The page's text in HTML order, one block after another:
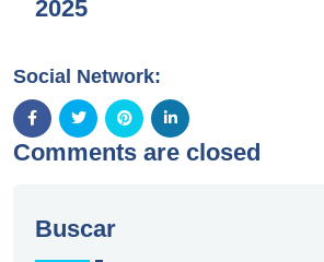
2025
Social Network:
Comments are closed
Buscar